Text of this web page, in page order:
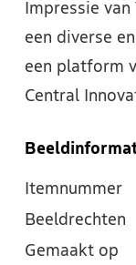
Impressie van
een diverse
een platform
Central
Itemnummer
Beeldrechten
Gemaakt op